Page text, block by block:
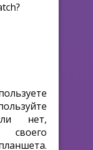
нет,
своего